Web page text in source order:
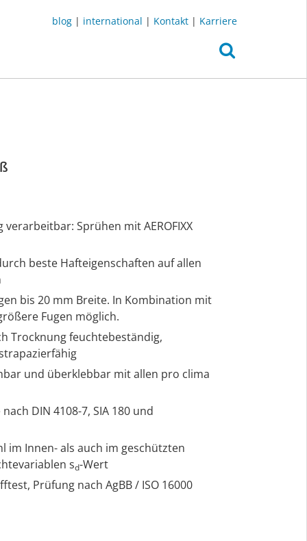
blog | international | Kontakt | Karriere
Sprühen mit AEROFIXX
beste Hafteigenschaften auf allen
bis 20 mm Breite. In Kombination mit
Fugen möglich.
Trocknung feuchtebeständig,
und überklebbar mit allen pro clima
DIN 4108-7, SIA 180 und
im Innen- als auch im geschützten
sd-Wert
Prüfung nach AgBB / ISO 16000